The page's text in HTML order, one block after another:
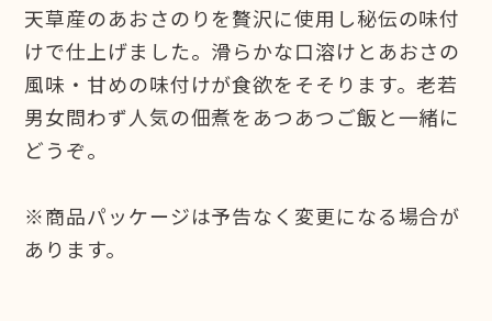
天草産のあおさのりを贅沢に使用し秘伝の味付
けで仕上げました。滑らかな口溶けとあおさの
風味・甘めの味付けが食欲をそそります。老若
男女問わず人気の佃煮をあつあつご飯と一緒に
どうぞ。
※商品パッケージは予告なく変更になる場合が
あります。